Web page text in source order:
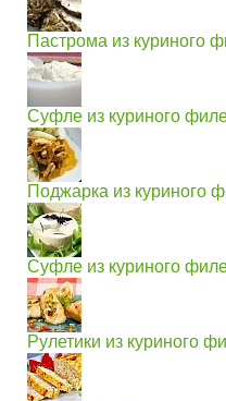
Пастрома из куриного
Суфле из куриного
Поджарка из куриного
Суфле из куриного
Рулетики из куриного